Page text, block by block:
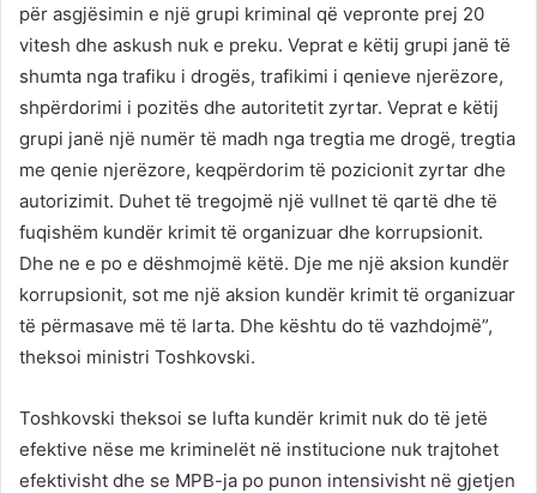
për asgjësimin e një grupi kriminal që vepronte prej 20
vitesh dhe askush nuk e preku. Veprat e këtij grupi janë të
shumta nga trafiku i drogës, trafikimi i qenieve njerëzore,
shpërdorimi i pozitës dhe autoritetit zyrtar. Veprat e këtij
grupi janë një numër të madh nga tregtia me drogë, tregtia
me qenie njerëzore, keqpërdorim të pozicionit zyrtar dhe
autorizimit. Duhet të tregojmë një vullnet të qartë dhe të
fuqishëm kundër krimit të organizuar dhe korrupsionit.
Dhe ne e po e dëshmojmë këtë. Dje me një aksion kundër
korrupsionit, sot me një aksion kundër krimit të organizuar
të përmasave më të larta. Dhe kështu do të vazhdojmë”,
theksoi ministri Toshkovski.
Toshkovski theksoi se lufta kundër krimit nuk do të jetë
efektive nëse me kriminelët në institucione nuk trajtohet
efektivisht dhe se MPB-ja po punon intensivisht në gjetjen